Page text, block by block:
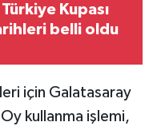
Kupası
belli oldu
için Galatasaray
kullanma işlemi,